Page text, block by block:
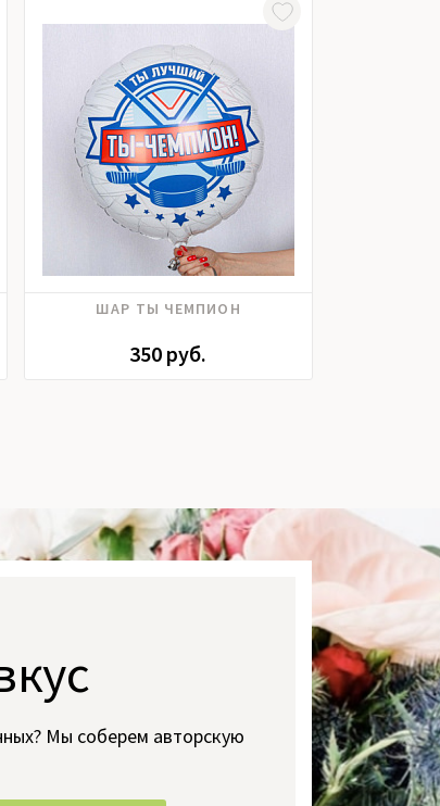
ШАР ТЫ ЧЕМПИОН
350 руб.
Мы соберем авторскую